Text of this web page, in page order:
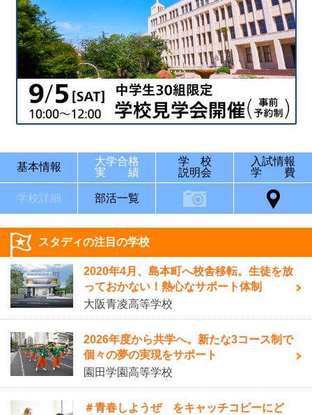
最近見た学校
彩星工科高等学校
ブックマークした学校
基本情報
大学合格
実 績
学 校
説明会
入試情報
学 費
学校詳細 部活一覧
スタディの注目の学校
2020年4月、島本町へ校舎移転。生徒を放
っておかない！熱心なサポート体制
大阪青凌高等学校
2026年度から共学へ。新たな3コース制で
個々の夢の実現をサポート
園田学園高等学校
＃青春しようぜ をキャッチコピーにど